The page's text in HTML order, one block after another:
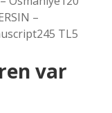
–
TL5
var